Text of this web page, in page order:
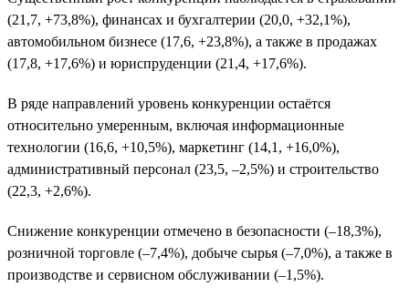
(21,7, +73,8%), финансах и бухгалтерии (20,0, +32,1%),
автомобильном бизнесе (17,6, +23,8%), а также в продажах
(17,8, +17,6%) и юриспруденции (21,4, +17,6%).
В ряде направлений уровень конкуренции остаётся
относительно умеренным, включая информационные
технологии (16,6, +10,5%), маркетинг (14,1, +16,0%),
административный персонал (23,5, –2,5%) и строительство
(22,3, +2,6%).
Снижение конкуренции отмечено в безопасности (–18,3%),
розничной торговле (–7,4%), добыче сырья (–7,0%), а также в
производстве и сервисном обслуживании (–1,5%).